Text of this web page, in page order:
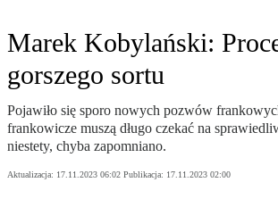
Marek Kobylański:
gorszego sortu
Pojawiło się sporo nowych pozwów
frankowicze muszą długo czekać na
niestety, chyba zapomniano.
Aktualizacja: 17.11.2023 06:02 Publikacja: 17.11.2023 02:00